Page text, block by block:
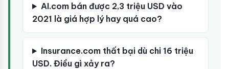
AI.com bán được 2,3 triệu USD vào
2021 là giá hợp lý hay quá cao?
Insurance.com thất bại dù chi 16 triệu
USD. Điều gì xảy ra?